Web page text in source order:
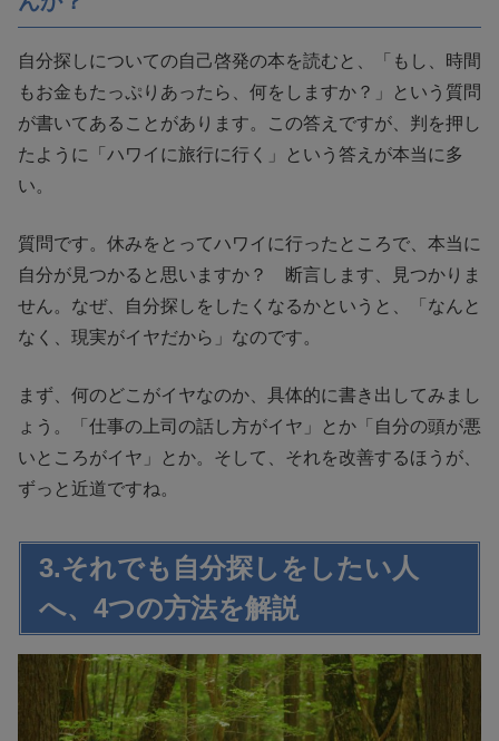
自分探しについての自己啓発の本を読むと、「もし、時間
もお金もたっぷりあったら、何をしますか？」という質問
が書いてあることがあります。この答えですが、判を押し
たように「ハワイに旅行に行く」という答えが本当に多
い。
質問です。休みをとってハワイに行ったところで、本当に
自分が見つかると思いますか？ 断言します、見つかりま
せん。なぜ、自分探しをしたくなるかというと、「なんと
なく、現実がイヤだから」なのです。
まず、何のどこがイヤなのか、具体的に書き出してみまし
ょう。「仕事の上司の話し方がイヤ」とか「自分の頭が悪
いところがイヤ」とか。そして、それを改善するほうが、
ずっと近道ですね。
3.それでも自分探しをしたい人
へ、4つの方法を解説